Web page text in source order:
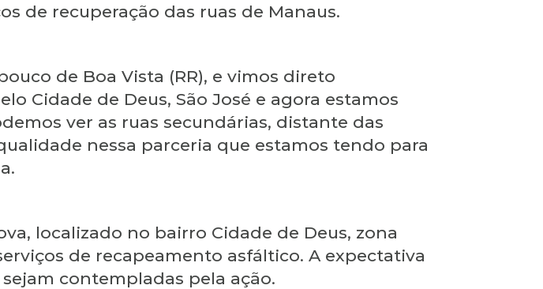
de recuperação das ruas de Manaus.
de Boa Vista (RR), e vimos direto
Cidade de Deus, São José e agora estamos
ver as ruas secundárias, distante das
nessa parceria que estamos tendo para
localizado no bairro Cidade de Deus, zona
de recapeamento asfáltico. A expectativa
contempladas pela ação.